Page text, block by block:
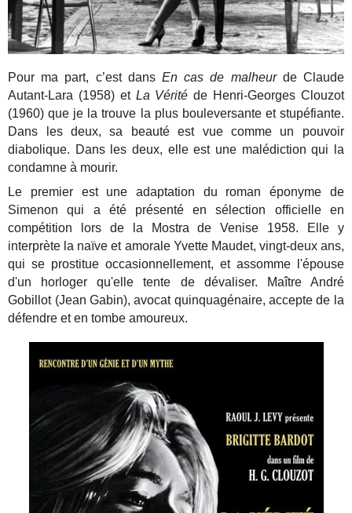
Pour ma part, c’est dans En cas de malheur de Claude
Autant-Lara (1958) et La Vérité de Henri-Georges Clouzot
(1960) que je la trouve la plus bouleversante et stupéfiante.
Dans les deux, sa beauté est vue comme un pouvoir
diabolique. Dans les deux, elle est une malédiction qui la
condamne à mourir.
Le premier est une adaptation du roman éponyme de
Simenon qui a été présenté en sélection officielle en
compétition lors de la Mostra de Venise 1958. Elle y
interprète la naïve et amorale Yvette Maudet, vingt-deux ans,
qui se prostitue occasionnellement, et assomme l'épouse
d'un horloger qu'elle tente de dévaliser. Maître André
Gobillot (Jean Gabin), avocat quinquagénaire, accepte de la
défendre et en tombe amoureux.